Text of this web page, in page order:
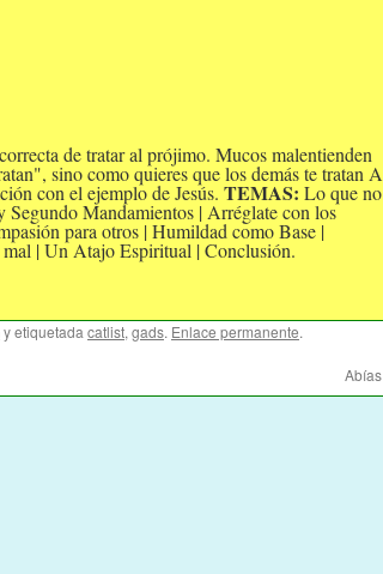
de tratar al prójimo. Mucos malentienden
sino como quieres que los demás te tratan A
con el ejemplo de Jesús. TEMAS: Lo que no
Mandamientos | Arréglate con los
para otros | Humildad como Base |
| Un Atajo Espiritual | Conclusión.
y etiquetada catlist, gads. Enlace permanente.
Abías